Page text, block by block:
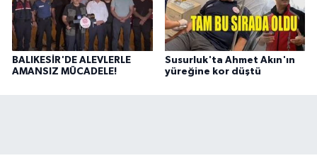
BALIKESİR'DE ALEVLERLE
AMANSIZ MÜCADELE!
Susurluk'ta Ahmet Akın'ın
yüreğine kor düştü